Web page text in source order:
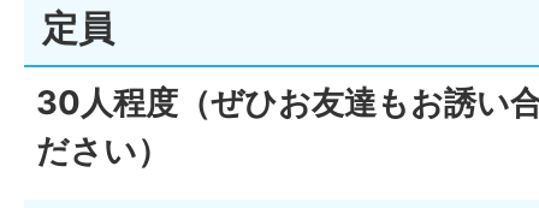
定員
30人程度（ぜひお友達もお誘い
ださい）